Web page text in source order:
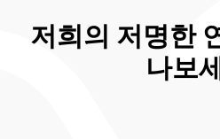
저희의 저명한
나보